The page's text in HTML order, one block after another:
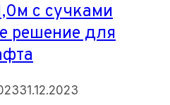
с сучками
решение для
31.12.2023